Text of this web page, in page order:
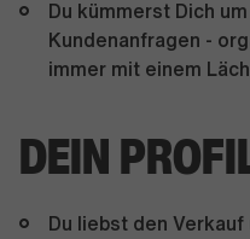
Du kümmerst Dich
Kundenanfragen -
immer mit einem
DEIN
Du liebst den